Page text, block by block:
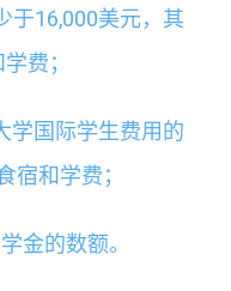
于16,000美元，其
费；
学国际学生费用的
宿和学费；
金的数额。